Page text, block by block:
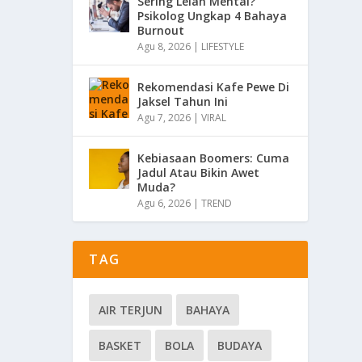
Psikolog Ungkap 4 Bahaya
Burnout
Agu 8, 2026 | LIFESTYLE
Rekomendasi Kafe Pewe Di
Jaksel Tahun Ini
Agu 7, 2026 |VIRAL
Kebiasaan Boomers: Cuma
Jadul Atau Bikin Awet
Muda?
Agu 6, 2026 |TREND
TAG
AIR TERJUN BAHAYA
BASKET BOLA BUDAYA